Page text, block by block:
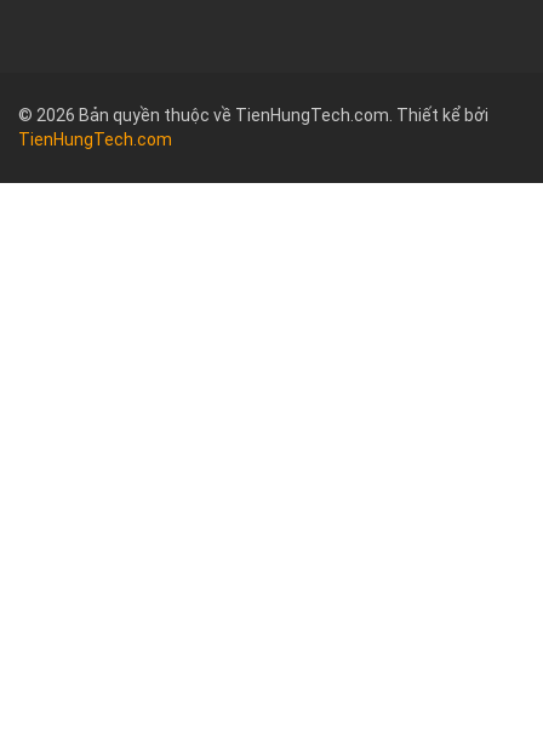
© 2026 Bản quyền thuộc về TienHungTech.com. Thiết kể bởi
TienHungTech.com